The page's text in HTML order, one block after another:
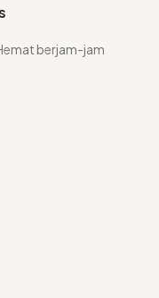
berjam-jam